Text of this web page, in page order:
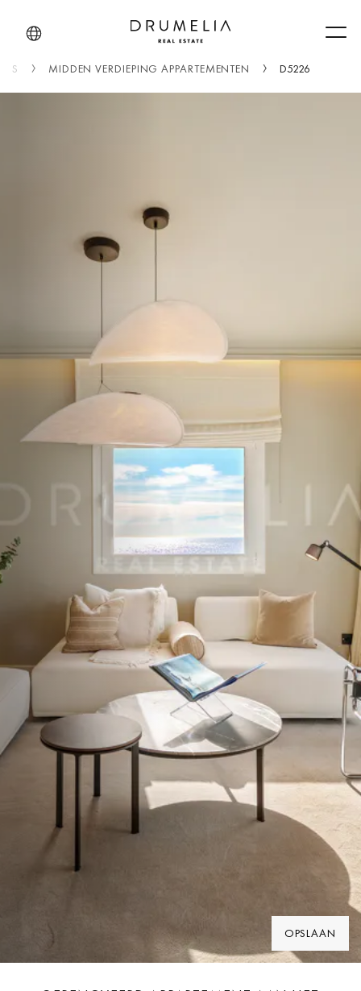
MIDDEN VERDIEPING APPARTEMENTEN D5226
OPSLAAN